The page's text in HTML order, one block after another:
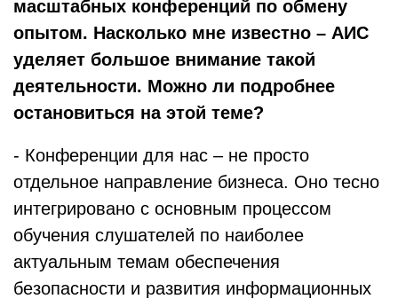
масштабных конференций по обмену
опытом. Насколько мне известно – АИС
уделяет большое внимание такой
деятельности. Можно ли подробнее
остановиться на этой теме?
- Конференции для нас – не просто
отдельное направление бизнеса. Оно тесно
интегрировано с основным процессом
обучения слушателей по наиболее
актуальным темам обеспечения
безопасности и развития информационных